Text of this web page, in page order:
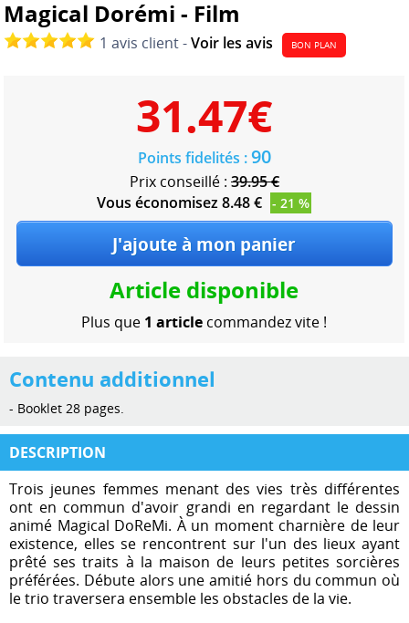
Magical Dorémi - Film
1 avis client -Voir les avis BON PLAN
31.47€
Points fidelités :90
Prix conseillé : 39.95 €
Vous économisez 8.48 €
- 21 %
Article disponible
Plus que 1 article commandez vite !
Contenu additionnel
- Booklet 28 pages.
DESCRIPTION
Trois jeunes femmes menant des vies très différentes
ont en commun d'avoir grandi en regardant le dessin
animé Magical DoReMi. À un moment charnière de leur
existence, elles se rencontrent sur l'un des lieux ayant
prêté ses traits à la maison de leurs petites sorcières
préférées. Débute alors une amitié hors du commun où
le trio traversera ensemble les obstacles de la vie.